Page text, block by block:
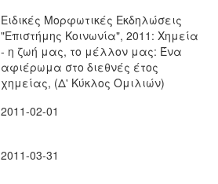
Ειδικές Μορφωτικές Εκδηλώσεις
"Επιστήμης Κοινωνία", 2011: Χημεία
- η ζωή μας, το μέλλον μας: Ένα
αφιέρωμα στο διεθνές έτος
χημείας, (Δ' Κύκλος Ομιλιών)
2011-02-01
2011-03-31